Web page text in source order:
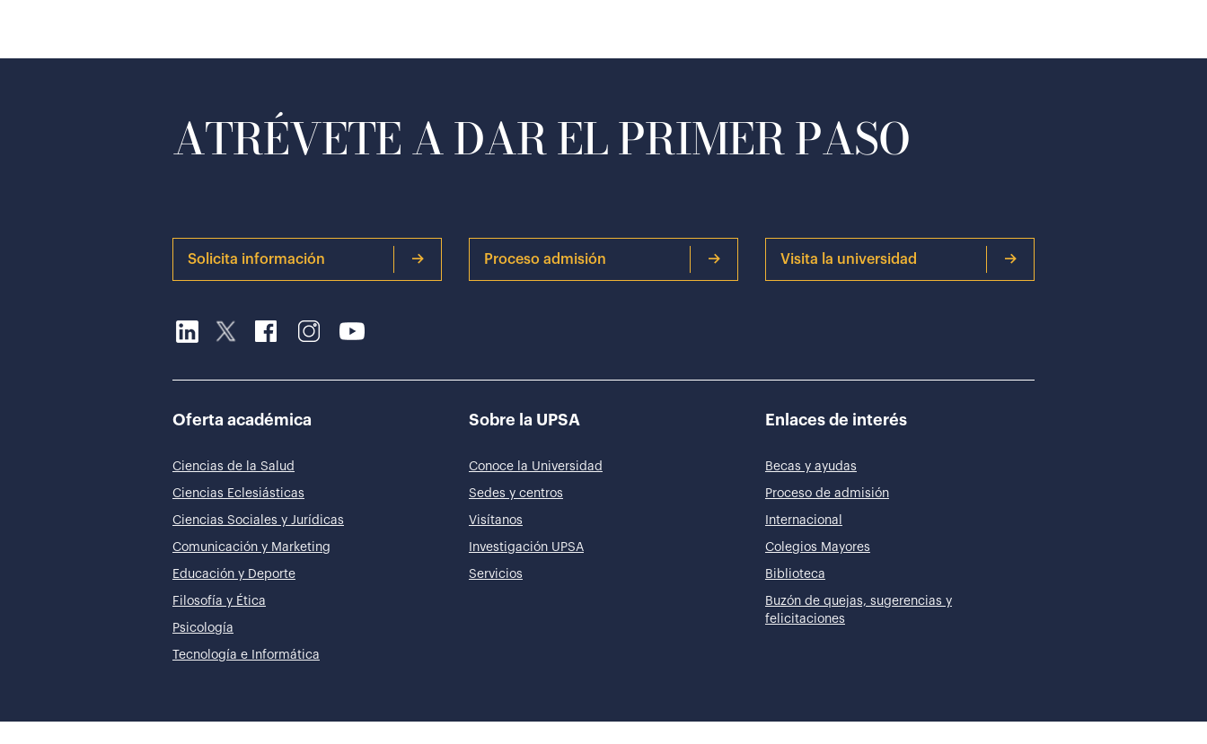
ATRÉVETE A DAR EL PRIMER PASO
Solicita información Proceso admisión Visita la universidad
Oferta académica
Ciencias de la Salud
Ciencias Eclesiásticas
Ciencias Sociales y Jurídicas
Comunicación y Marketing
Educación y Deporte
Filosofía y Ética
Psicología
Tecnología e Informática
Sobre la UPSA
Conoce la Universidad
Sedes y centros
Visítanos
Investigación UPSA
Servicios
Enlaces de interés
Becas y ayudas
Proceso de admisión
Internacional
Colegios Mayores
Biblioteca
Buzón de quejas, sugerencias y
felicitaciones